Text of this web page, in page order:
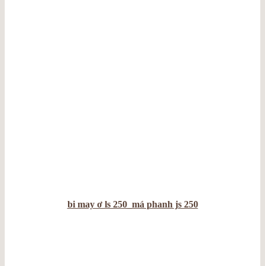
bi may ơ ls 250_má phanh js 250